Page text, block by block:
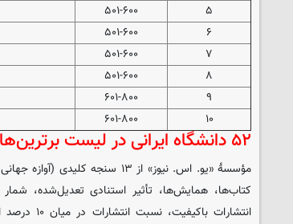
۵
۵۰۱-۶۰۰
۶
۵۰۱-۶۰۰
۷
۵۰۱-۶۰۰
۸
۵۰۱-۶۰۰
۹
۶۰۱-۸۰۰
۱۰
۶۰۱-۸۰۰
۵۲ دانشگاه ایرانی در لیست برترین‌های یواس‌نیوز
مؤسسۀ «یو. اس. نیوز» از ۱۳ سنجه
انتشارات